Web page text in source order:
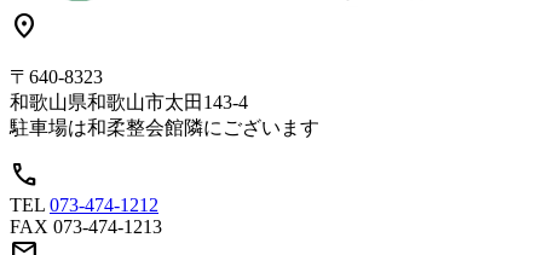
location_on
〒640-8323
和歌山県和歌山市太田143-4
駐車場は和柔整会館隣にございます
call
TEL 073-474-1212
FAX 073-474-1213